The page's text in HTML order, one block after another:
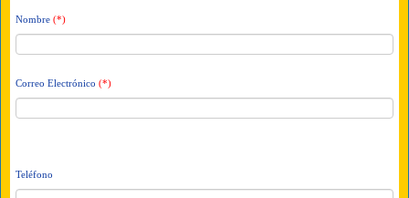
Nombre (*)
Correo Electrónico (*)
Teléfono